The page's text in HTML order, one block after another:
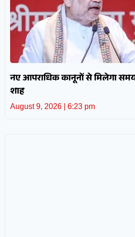
नए आपराधिक कानूनों से मिलेगा
शाह
August 9, 2026 6:23 pm